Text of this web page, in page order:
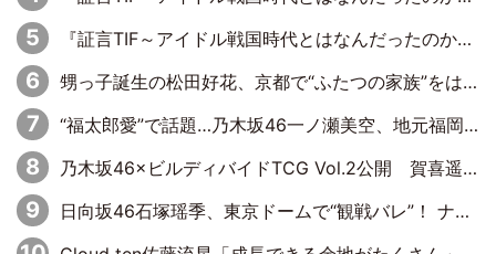
『証言TIF～アイドル戦国時代とはなんだったのか～』第10回：さくら学院・武藤彩未×飯田らうら「正直、中3で辞めるというのを信じてなくて。そう言われてはいたけど、嘘でしょって」
甥っ子誕生の松田好花、京都で“ふたつの家族”をはしご！ “母”黒谷友香に見送られ、“父”松岡昌宏とはハシゴ酒
“福太郎愛”で話題…乃木坂46一ノ瀬美空、地元福岡『めんべい25周年トップサポーター』に就任
乃木坂46×ビルディバイドTCG Vol.2公開 賀喜遥香＆田村真佑が『京まふ』ステージに登壇
日向坂46石塚瑶季、東京ドームで“観戦バレ”！ ナイツ・塙も認めた「巨人に詳しすぎるアイドル」は元VENUSスクール生で杉内コーチ推し⁉